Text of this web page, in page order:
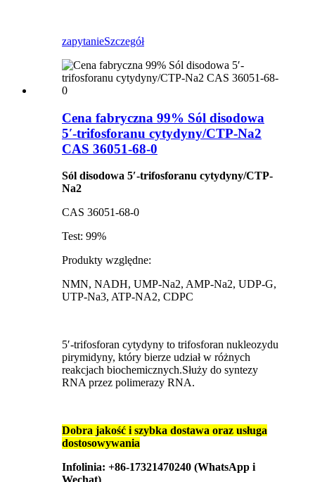
zapytanieSzczegół
Cena fabryczna 99% Sól disodowa
5′-trifosforanu cytydyny/CTP-Na2
CAS 36051-68-0
Sól disodowa 5′-trifosforanu cytydyny/CTP-
Na2
CAS 36051-68-0
Test: 99%
Produkty względne:
NMN, NADH, UMP-Na2, AMP-Na2, UDP-G,
UTP-Na3, ATP-NA2, CDPC
5′-trifosforan cytydyny to trifosforan nukleozydu
pirymidyny, który bierze udział w różnych
reakcjach biochemicznych.Służy do syntezy
RNA przez polimerazy RNA.
Dobra jakość i szybka dostawa oraz usługa
dostosowywania
Infolinia: +86-17321470240 (WhatsApp i